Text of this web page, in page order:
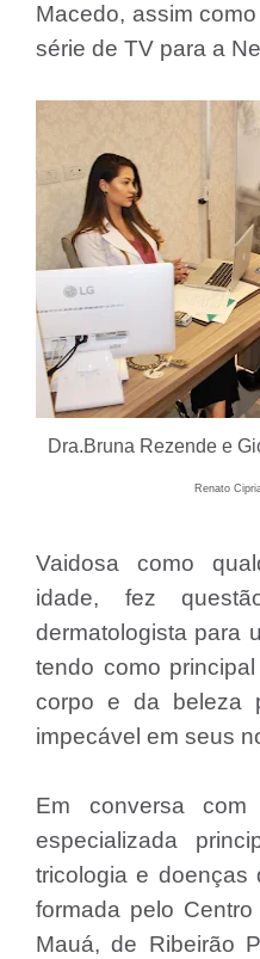
Macedo, assim
série de TV para a
Dra.Bruna Rezende e
Renato
Vaidosa como
idade, fez
dermatologista para
tendo como
corpo e da beleza
impecável em seus
Em conversa
especializada
tricologia e
formada pelo
Mauá, de Ribeirão